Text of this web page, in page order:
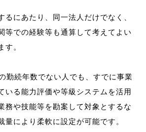
るにあたり、同一法人だけでなく、
等での経験等も通算して考えてよい
す。
勤続年数でない人でも、すでに事業
いる能力評価や等級システムを活用
務や技能等を勘案して対象とするな
量により柔軟に設定が可能です。